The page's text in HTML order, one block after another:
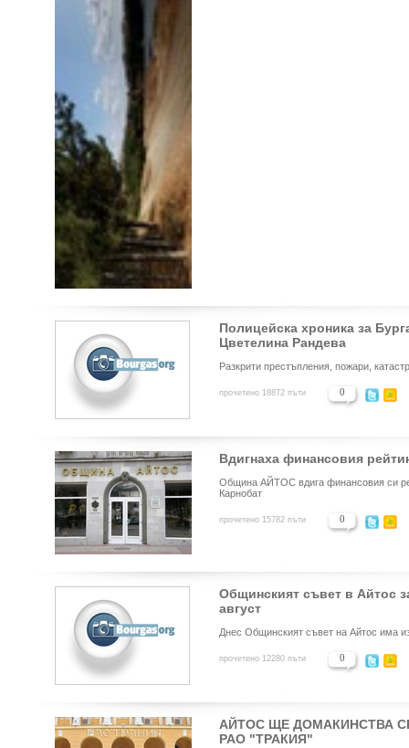
Полицейска хроника за
Цветелина Рандева
Разкрити престъпления, пожари,
прочетено 18872 пъти 0
Вдигнаха финансовия
Община АЙТОС вдига финансовия си
Карнобат
прочетено 15782 пъти 0
Общинският съвет в Айтос
август
Днес Общинският съвет на Айтос има
прочетено 12280 пъти 0
АЙТОС ЩЕ ДОМАКИНСТВА
РАО "ТРАКИЯ"